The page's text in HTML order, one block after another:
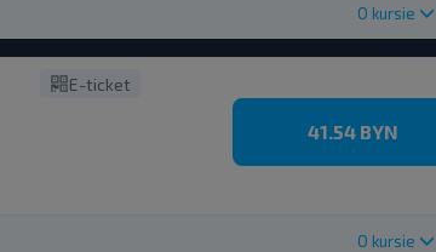
O kursie
E-ticket
41.54 BYN
O kursie